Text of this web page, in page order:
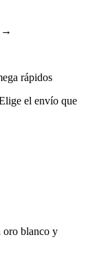
→
rápidos
el envío que
oro blanco y